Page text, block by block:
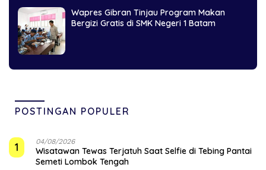
Wapres Gibran Tinjau Program Makan
Bergizi Gratis di SMK Negeri 1 Batam
POSTINGAN POPULER
1 04/08/2026
Wisatawan Tewas Terjatuh Saat Selfie di Tebing Pantai
Semeti Lombok Tengah